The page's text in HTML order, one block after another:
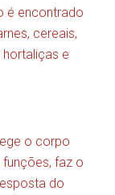
é encontrado
cereais,
hortaliças e
o corpo
faz o
do